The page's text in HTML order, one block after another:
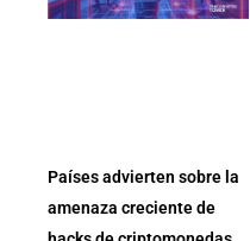
Países advierten sobre la
amenaza creciente de